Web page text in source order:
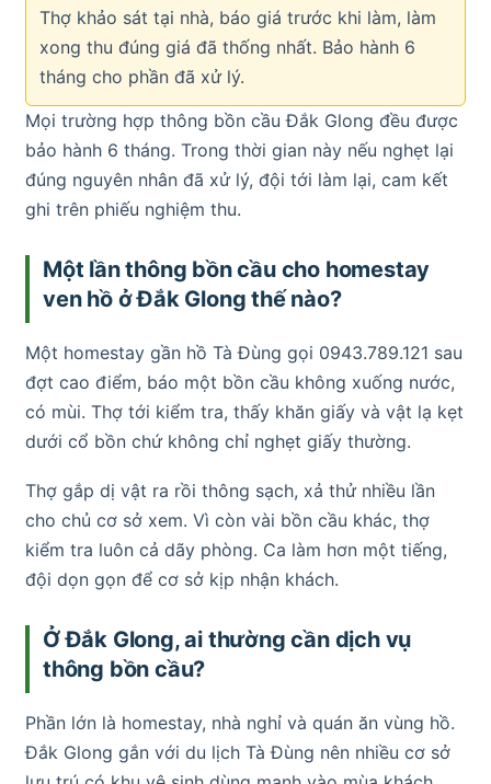
Thợ khảo sát tại nhà, báo giá trước khi làm, làm
xong thu đúng giá đã thống nhất. Bảo hành 6
tháng cho phần đã xử lý.
Mọi trường hợp thông bồn cầu Đắk Glong đều được
bảo hành 6 tháng. Trong thời gian này nếu nghẹt lại
đúng nguyên nhân đã xử lý, đội tới làm lại, cam kết
ghi trên phiếu nghiệm thu.
Một lần thông bồn cầu cho homestay
ven hồ ở Đắk Glong thế nào?
Một homestay gần hồ Tà Đùng gọi 0943.789.121 sau
đợt cao điểm, báo một bồn cầu không xuống nước,
có mùi. Thợ tới kiểm tra, thấy khăn giấy và vật lạ kẹt
dưới cổ bồn chứ không chỉ nghẹt giấy thường.
Thợ gắp dị vật ra rồi thông sạch, xả thử nhiều lần
cho chủ cơ sở xem. Vì còn vài bồn cầu khác, thợ
kiểm tra luôn cả dãy phòng. Ca làm hơn một tiếng,
đội dọn gọn để cơ sở kịp nhận khách.
Ở Đắk Glong, ai thường cần dịch vụ
thông bồn cầu?
Phần lớn là homestay, nhà nghỉ và quán ăn vùng hồ.
Đắk Glong gắn với du lịch Tà Đùng nên nhiều cơ sở